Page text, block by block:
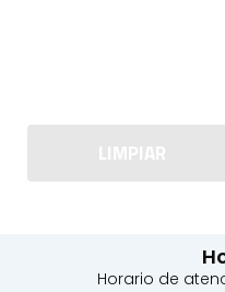
LIMPIAR
Horario de